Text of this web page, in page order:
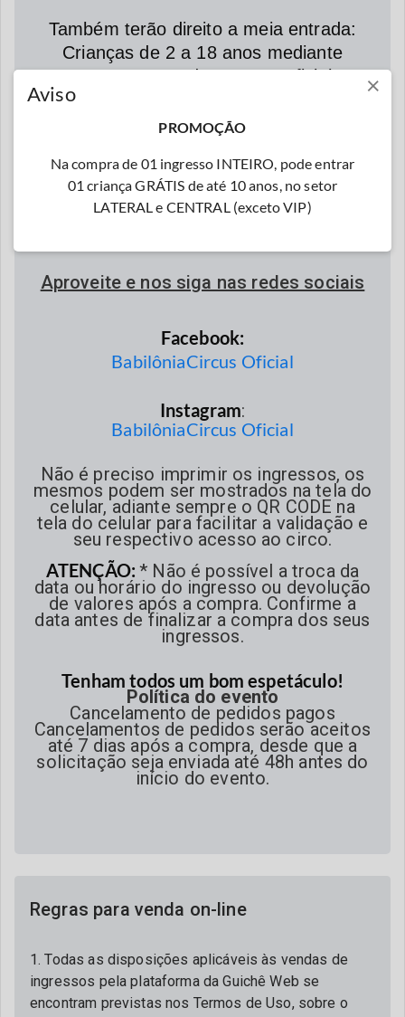
Também terão direito a meia entrada:
Crianças de 2 a 18 anos mediante
comprovação com documento oficial com
Inclusive de colo.
WhatsApp:(21) 9 7194-3180.
Aproveite e nos siga nas redes sociais
Facebook:
BabilôniaCircus Oficial
Instagram:
BabilôniaCircus Oficial
Não é preciso imprimir os ingressos, os
mesmos podem ser mostrados na tela do
celular, adiante sempre o QR CODE na
tela do celular para facilitar a validação e
seu respectivo acesso ao circo.
ATENÇÃO: * Não é possível a troca da
data ou horário do ingresso ou devolução
de valores após a compra. Confirme a
data antes de finalizar a compra dos seus
ingressos.
Tenham todos um bom espetáculo!
Política do evento
Cancelamento de pedidos pagos
Cancelamentos de pedidos serão aceitos
até 7 dias após a compra, desde que a
solicitação seja enviada até 48h antes do
início do evento.
Regras para venda on-line
1. Todas as disposições aplicáveis às vendas de
ingressos pela plataforma da Guichê Web se
encontram previstas nos Termos de Uso, sobre o
×
Aviso
PROMOÇÃO
Na compra de 01 ingresso INTEIRO, pode entrar
01 criança GRÁTIS de até 10 anos, no setor
LATERAL e CENTRAL (exceto VIP)